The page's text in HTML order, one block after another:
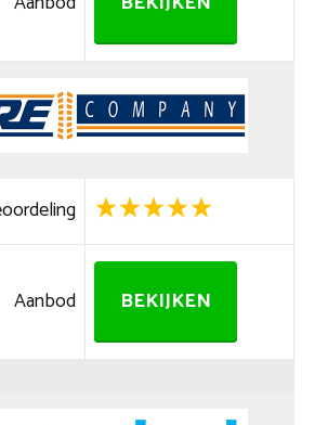
Aanbod BEKIJKEN